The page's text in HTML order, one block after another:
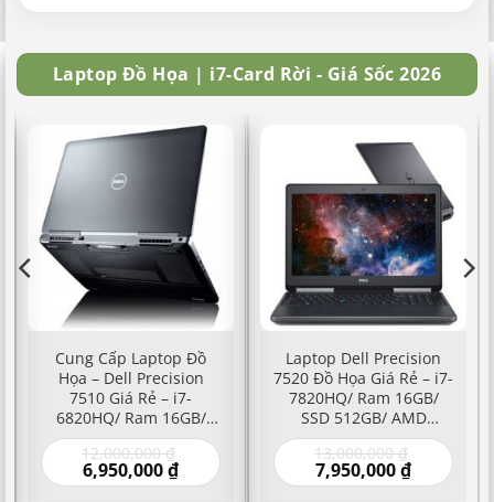
Laptop Đồ Họa | i7-Card Rời - Giá Sốc 2026
Cung Cấp Laptop Đồ
Họa – Dell Precision
7510 Giá Rẻ – i7-
6820HQ/ Ram 16GB/
SSD 512GB/ FirePro
W5170/ NVIDIA Quadro
M1000M/ M2000M –
12,000,000₫
là:
6,950,000₫Giá
hiện
Laptop Dell Precision
7520 Đồ Họa Giá Rẻ – i7-
7820HQ/ Ram 16GB/
SSD 512GB/ AMD
FirePro W5170M, NVIDIA
Quadro M1200M,
M2200M – Laptop Giá
13,000,000₫
là:
7,950,000₫Giá
hiện